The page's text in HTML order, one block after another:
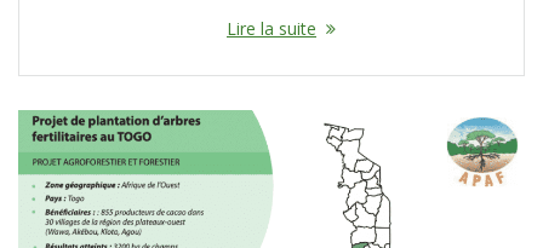
Lire la suite